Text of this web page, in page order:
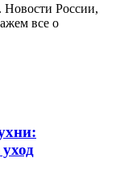
Новости России,
все о